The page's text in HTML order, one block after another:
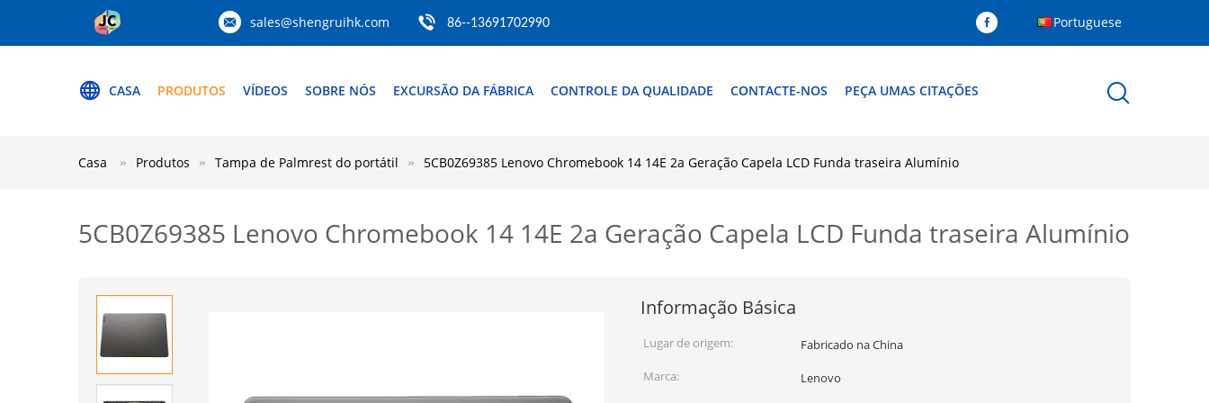
sales@shengruihk.com 86--13691702990 Portuguese
CASA PRODUTOS VÍDEOS SOBRE NÓS EXCURSÃO DA FÁBRICA CONTROLE DA QUALIDADE CONTACTE-NOS PEÇA UMAS CITAÇÕES
Casa Produtos Tampa de Palmrest do portátil 5CB0Z69385 Lenovo Chromebook 14 14E 2a Geração Capela LCD Funda traseira Alumínio
5CB0Z69385 Lenovo Chromebook 14 14E 2a Geração Capela LCD Funda traseira Alumínio
Informação Básica
Lugar de origem:
Fabricado na China
Marca:
Lenovo